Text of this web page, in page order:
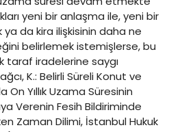
yeni bir anlaşma ile, yeni bir
da kira ilişkisinin daha ne
belirlemek istemişlerse, bu
taraf iradelerine saygı
K.: Belirli Süreli Konut ve
On Yıllık Uzama Süresinin
Verenin Fesih Bildiriminde
Zaman Dilimi, İstanbul Hukuk